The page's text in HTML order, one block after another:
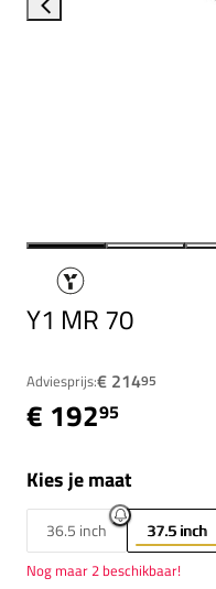
Y1 MR 70
Adviesprijs:€ 21495
€ 19295
Kies je maat
36.5 inch 37.5 inch
Nog maar 2 beschikbaar!